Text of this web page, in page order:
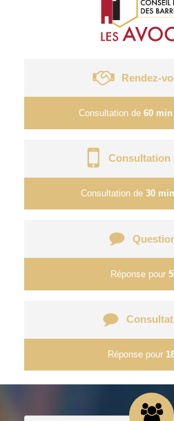
Rendez-
Consultation de 60 min
Consultation
Consultation de 30 min
Réponse pour
Réponse pour